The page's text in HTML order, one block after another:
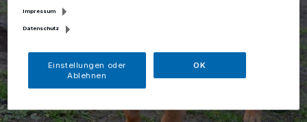
Impressum
Datenschutz
Einstellungen oder
Ablehnen
OK